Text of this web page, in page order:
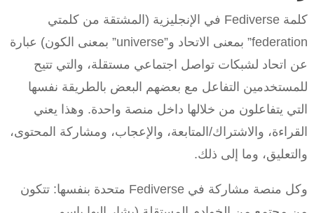
كلمة Fediverse في الإنجليزية (المشتقة من كلمتي
federation” بمعنى الاتحاد و”universe” بمعنى الكون) عبارة
عن اتحاد لشبكات تواصل اجتماعي مستقلة، والتي تتيح
للمستخدمين التفاعل مع بعضهم البعض بالطريقة نفسها
التي يتفاعلون من خلالها داخل منصة واحدة. وهذا يعني
القراءة، والاشتراك/المتابعة، والإعجاب، ومشاركة المحتوى،
والتعليق، وما إلى ذلك.
وكل منصة مشاركة في Fediverse متحدة بنفسها: تتكون